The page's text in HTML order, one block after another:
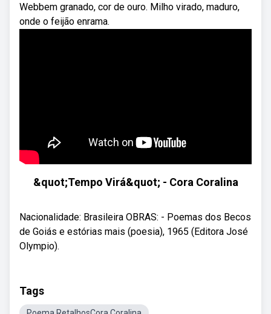
Webbem granado, cor de ouro. Milho virado, maduro,
onde o feijão enrama.
&quot;Tempo Virá&quot; - Cora Coralina
Nacionalidade: Brasileira OBRAS: - Poemas dos Becos
de Goiás e estórias mais (poesia), 1965 (Editora José
Olympio).
Tags